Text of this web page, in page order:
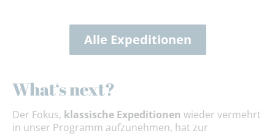
Alle Expeditionen
What‘s next?
Der Fokus, klassische Expeditionen wieder vermehrt
in unser Programm aufzunehmen, hat zur